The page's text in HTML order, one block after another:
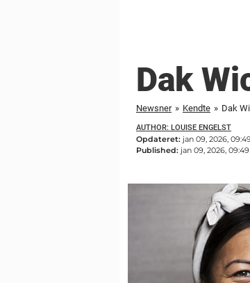
Dak
Newsner » Kendte » Dak
AUTHOR: LOUISE ENGELST
Opdateret: jan 09, 2026, 09:49
Published: jan 09, 2026, 09:49